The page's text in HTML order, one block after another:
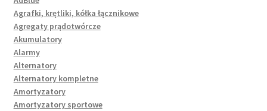
Agrafki, krętliki, kółka łącznikowe
Agregaty prądotwórcze
Akumulatory
Alarmy
Alternatory
Alternatory kompletne
Amortyzatory
Amortyzatory sportowe